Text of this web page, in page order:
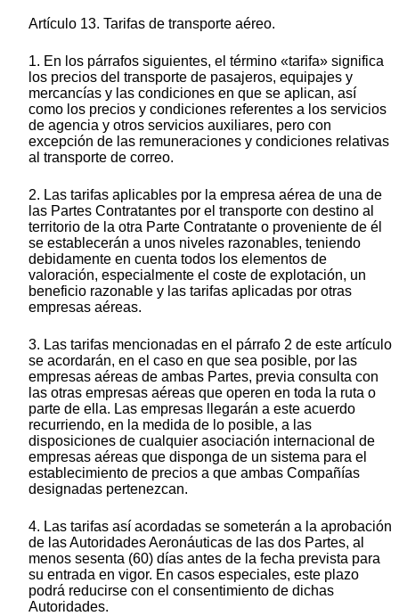
Artículo 13. Tarifas de transporte aéreo.
1. En los párrafos siguientes, el término «tarifa» significa
los precios del transporte de pasajeros, equipajes y
mercancías y las condiciones en que se aplican, así
como los precios y condiciones referentes a los servicios
de agencia y otros servicios auxiliares, pero con
excepción de las remuneraciones y condiciones relativas
al transporte de correo.
2. Las tarifas aplicables por la empresa aérea de una de
las Partes Contratantes por el transporte con destino al
territorio de la otra Parte Contratante o proveniente de él
se establecerán a unos niveles razonables, teniendo
debidamente en cuenta todos los elementos de
valoración, especialmente el coste de explotación, un
beneficio razonable y las tarifas aplicadas por otras
empresas aéreas.
3. Las tarifas mencionadas en el párrafo 2 de este artículo
se acordarán, en el caso en que sea posible, por las
empresas aéreas de ambas Partes, previa consulta con
las otras empresas aéreas que operen en toda la ruta o
parte de ella. Las empresas llegarán a este acuerdo
recurriendo, en la medida de lo posible, a las
disposiciones de cualquier asociación internacional de
empresas aéreas que disponga de un sistema para el
establecimiento de precios a que ambas Compañías
designadas pertenezcan.
4. Las tarifas así acordadas se someterán a la aprobación
de las Autoridades Aeronáuticas de las dos Partes, al
menos sesenta (60) días antes de la fecha prevista para
su entrada en vigor. En casos especiales, este plazo
podrá reducirse con el consentimiento de dichas
Autoridades.